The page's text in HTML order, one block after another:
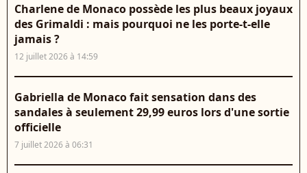
Charlene de Monaco possède les plus beaux joyaux
des Grimaldi : mais pourquoi ne les porte-t-elle
jamais ?
12 juillet 2026 à 14:59
Gabriella de Monaco fait sensation dans des
sandales à seulement 29,99 euros lors d'une sortie
officielle
7 juillet 2026 à 06:31